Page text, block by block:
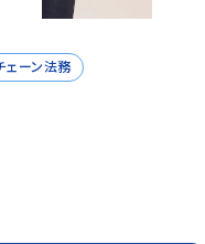
ェーン法務